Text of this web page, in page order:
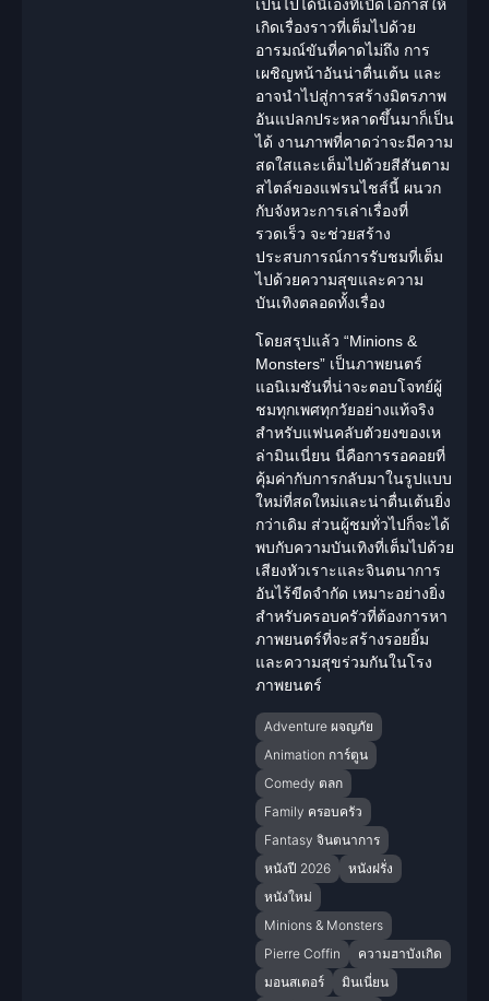
เป็นไปได้นี้เองที่เปิดโอกาสให้
เกิดเรื่องราวที่เต็มไปด้วย
อารมณ์ขันที่คาดไม่ถึง การ
เผชิญหน้าอันน่าตื่นเต้น และ
อาจนำไปสู่การสร้างมิตรภาพ
อันแปลกประหลาดขึ้นมาก็เป็น
ได้ งานภาพที่คาดว่าจะมีความ
สดใสและเต็มไปด้วยสีสันตาม
สไตล์ของแฟรนไชส์นี้ ผนวก
กับจังหวะการเล่าเรื่องที่
รวดเร็ว จะช่วยสร้าง
ประสบการณ์การรับชมที่เต็ม
ไปด้วยความสุขและความ
บันเทิงตลอดทั้งเรื่อง
โดยสรุปแล้ว “Minions &
Monsters” เป็นภาพยนตร์
แอนิเมชันที่น่าจะตอบโจทย์ผู้
ชมทุกเพศทุกวัยอย่างแท้จริง
สำหรับแฟนคลับตัวยงของเห
ล่ามินเนี่ยน นี่คือการรอคอยที่
คุ้มค่ากับการกลับมาในรูปแบบ
ใหม่ที่สดใหม่และน่าตื่นเต้นยิ่ง
กว่าเดิม ส่วนผู้ชมทั่วไปก็จะได้
พบกับความบันเทิงที่เต็มไปด้วย
เสียงหัวเราะและจินตนาการ
อันไร้ขีดจำกัด เหมาะอย่างยิ่ง
สำหรับครอบครัวที่ต้องการหา
ภาพยนตร์ที่จะสร้างรอยยิ้ม
และความสุขร่วมกันในโรง
ภาพยนตร์
Adventure ผจญภัย
Animation การ์ตูน
Comedy ตลก
Family ครอบครัว
Fantasy จินตนาการ
หนังปี 2026
หนังฝรั่ง
หนังใหม่
Minions & Monsters
Pierre Coffin
ความฮาบังเกิด
มอนสเตอร์
มินเนี่ยน